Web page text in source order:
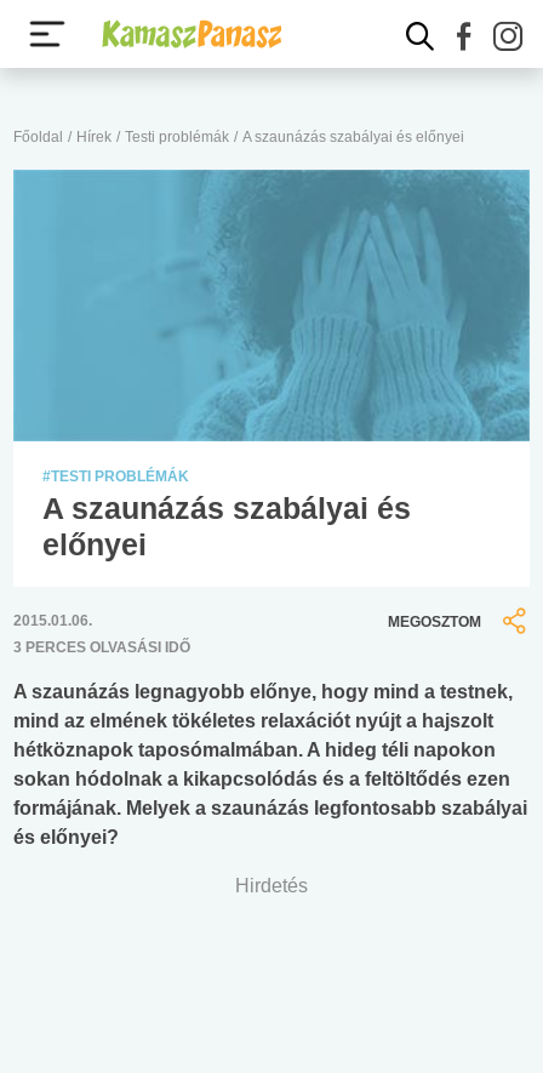
Főoldal / Hírek / Testi problémák / A szaunázás szabályai és előnyei
#TESTI PROBLÉMÁK
A szaunázás szabályai és
előnyei
2015.01.06.
3 PERCES OLVASÁSI IDŐ
MEGOSZTOM
A szaunázás legnagyobb előnye, hogy mind a testnek,
mind az elmének tökéletes relaxációt nyújt a hajszolt
hétköznapok taposómalmában. A hideg téli napokon
sokan hódolnak a kikapcsolódás és a feltöltődés ezen
formájának. Melyek a szaunázás legfontosabb szabályai
és előnyei?
Hirdetés